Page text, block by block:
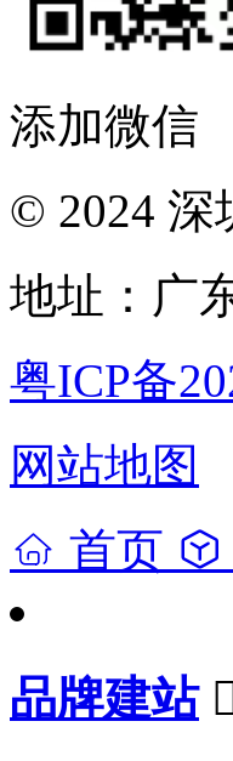
添加微信
© 2024 深
地址：广
粤ICP备
网站地图
首页
品牌建站